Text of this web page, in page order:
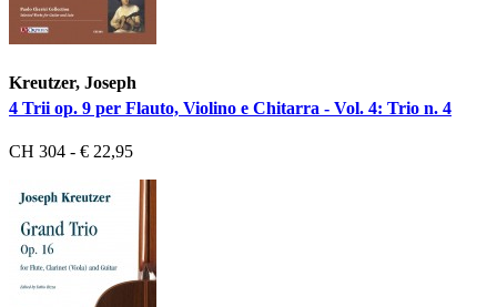
Kreutzer, Joseph
4 Trii op. 9 per Flauto, Violino e Chitarra - Vol. 4: Trio n. 4
CH 304 - € 22,95